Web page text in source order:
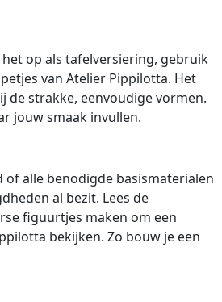
op als tafelversiering, gebruik
van Atelier Pippilotta. Het
strakke, eenvoudige vormen.
jouw smaak invullen.
alle benodigde basismaterialen
al bezit. Lees de
figuurtjes maken om een
bekijken. Zo bouw je een